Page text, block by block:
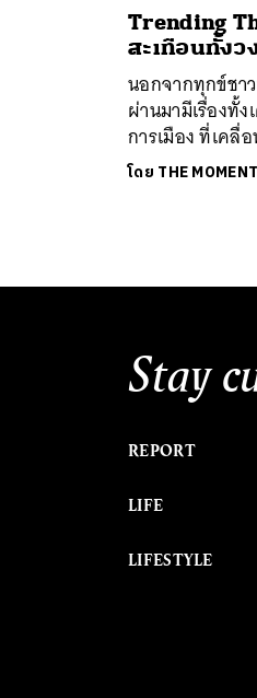
Trending
สะเทือนทั้งว
นอกจากทุกข์ชา
ผ่านมามีเรื่องทั้
การเมือง ที่เคลื่
โดย THE
Stay
REPORT
LIFE
LIFESTYLE